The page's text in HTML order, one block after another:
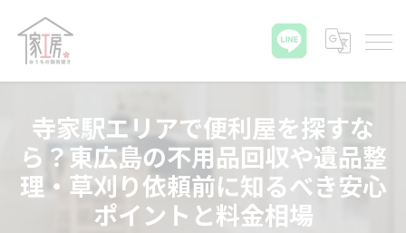
寺家駅エリアで便利屋を探すな
ら？東広島の不用品回収や遺品整
理・草刈り依頼前に知るべき安心
ポイントと料金相場